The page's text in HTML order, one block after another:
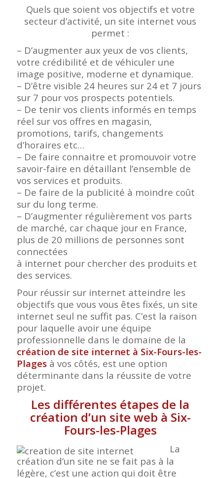
Quels que soient vos objectifs et votre
secteur d’activité, un site internet vous
permet :
– D’augmenter aux yeux de vos clients,
votre crédibilité et de véhiculer une
image positive, moderne et dynamique.
– D’être visible 24 heures sur 24 et 7 jours
sur 7 pour vos prospects potentiels.
– De tenir vos clients informés en temps
réel sur vos offres en magasin,
promotions, tarifs, changements
d’horaires etc…
– De faire connaitre et promouvoir votre
savoir-faire en détaillant l’ensemble de
vos services et produits.
– De faire de la publicité à moindre coût
sur du long terme.
– D’augmenter régulièrement vos parts
de marché, car chaque jour en France,
plus de 20 millions de personnes sont
connectées
à internet pour chercher des produits et
des services.
Pour réussir sur internet atteindre les
objectifs que vous vous êtes fixés, un site
internet seul ne suffit pas. C’est la raison
pour laquelle avoir une équipe
professionnelle dans le domaine de la
création de site internet à Six-Fours-les-
Plages à vos côtés, est une option
déterminante dans la réussite de votre
projet.
Les différentes étapes de la
création d’un site web à Six-
Fours-les-Plages
La
création d’un site ne se fait pas à la
légère, c’est une action qui doit être